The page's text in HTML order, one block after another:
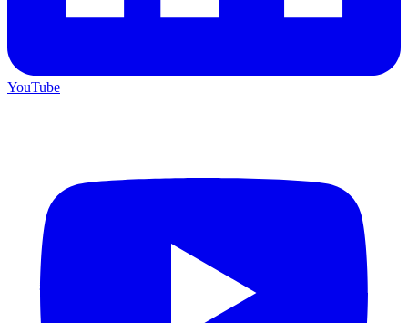
YouTube